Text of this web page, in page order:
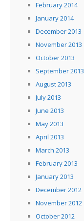
February 2014
January 2014
December 2013
November 2013
October 2013
September 2013
August 2013
July 2013
June 2013
May 2013
April 2013
March 2013
February 2013
January 2013
December 2012
November 2012
October 2012